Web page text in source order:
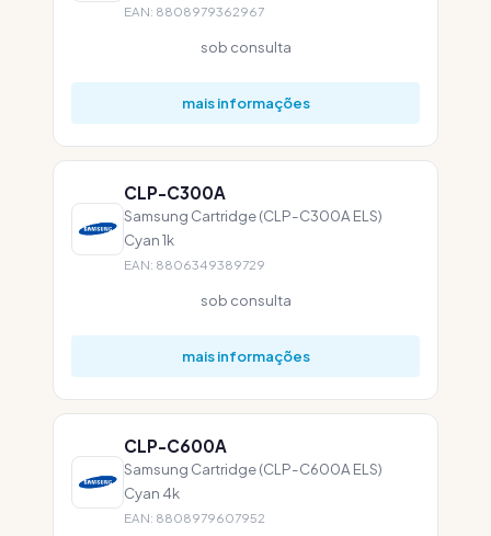
EAN: 8808979362967
sob consulta
mais informações
CLP-C300A
Samsung Cartridge (CLP-C300A ELS)
Cyan 1k
EAN: 8806349389729
sob consulta
mais informações
CLP-C600A
Samsung Cartridge (CLP-C600A ELS)
Cyan 4k
EAN: 8808979607952